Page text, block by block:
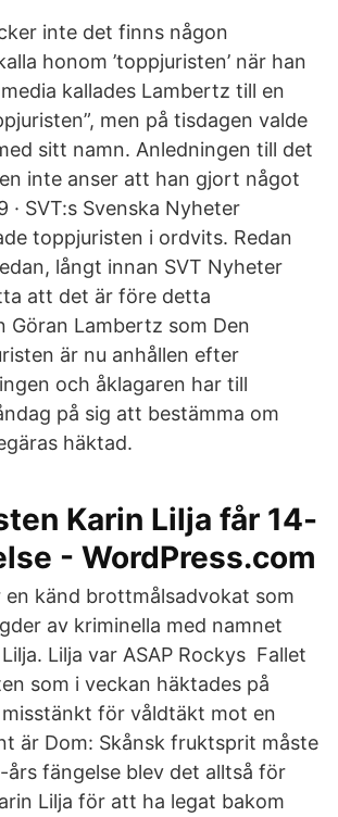
inte det finns någon
honom ’toppjuristen’ när han
kallades Lambertz till en
men på tisdagen valde
sitt namn. Anledningen till det
inte anser att han gjort något
· SVT:s Svenska Nyheter
toppjuristen i ordvits. Redan
långt innan SVT Nyheter
att det är före detta
Göran Lambertz som Den
är nu anhållen efter
och åklagaren har till
på sig att bestämma om
häktad.
Karin Lilja får 14-
- WordPress.com
en känd brottmålsadvokat som
av kriminella med namnet
Lilja var ASAP Rockys Fallet
som i veckan häktades på
misstänkt för våldtäkt mot en
är Dom: Skånsk fruktsprit måste
års fängelse blev det alltså för
Lilja för att ha legat bakom